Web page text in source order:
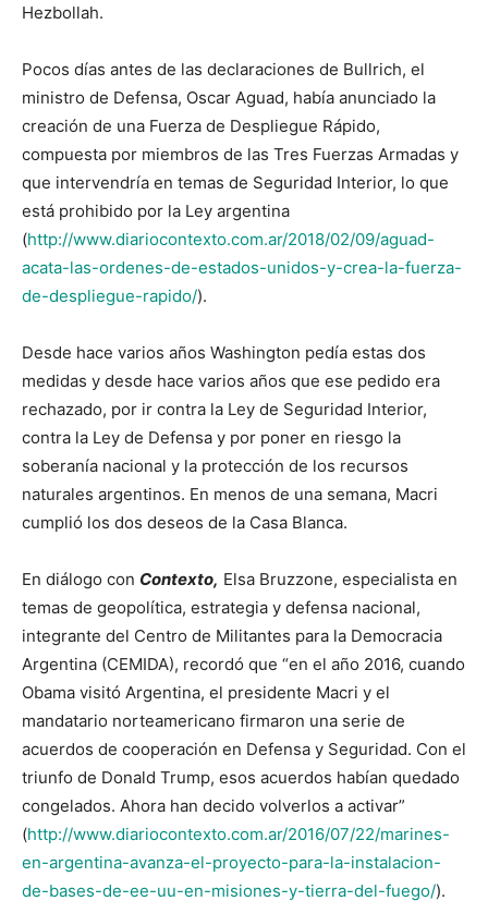
Hezbollah.
Pocos días antes de las declaraciones de Bullrich, el
ministro de Defensa, Oscar Aguad, había anunciado la
creación de una Fuerza de Despliegue Rápido,
compuesta por miembros de las Tres Fuerzas Armadas y
que intervendría en temas de Seguridad Interior, lo que
está prohibido por la Ley argentina
(http://www.diariocontexto.com.ar/2018/02/09/aguad-
acata-las-ordenes-de-estados-unidos-y-crea-la-fuerza-
de-despliegue-rapido/).
Desde hace varios años Washington pedía estas dos
medidas y desde hace varios años que ese pedido era
rechazado, por ir contra la Ley de Seguridad Interior,
contra la Ley de Defensa y por poner en riesgo la
soberanía nacional y la protección de los recursos
naturales argentinos. En menos de una semana, Macri
cumplió los dos deseos de la Casa Blanca.
En diálogo con Contexto, Elsa Bruzzone, especialista en
temas de geopolítica, estrategia y defensa nacional,
integrante del Centro de Militantes para la Democracia
Argentina (CEMIDA), recordó que “en el año 2016, cuando
Obama visitó Argentina, el presidente Macri y el
mandatario norteamericano firmaron una serie de
acuerdos de cooperación en Defensa y Seguridad. Con el
triunfo de Donald Trump, esos acuerdos habían quedado
congelados. Ahora han decido volverlos a activar”
(http://www.diariocontexto.com.ar/2016/07/22/marines-
en-argentina-avanza-el-proyecto-para-la-instalacion-
de-bases-de-ee-uu-en-misiones-y-tierra-del-fuego/).